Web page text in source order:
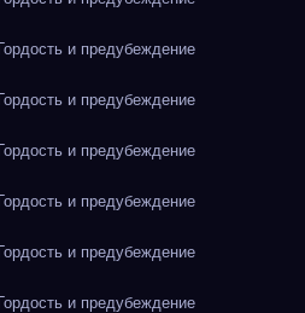
и предубеждение
и предубеждение
и предубеждение
и предубеждение
и предубеждение
и предубеждение